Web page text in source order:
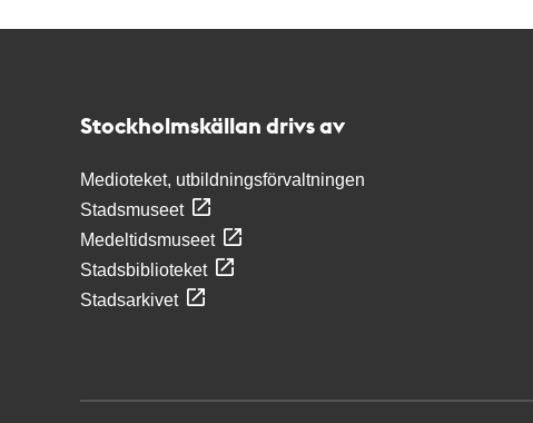
Stockholmskällan drivs av
Medioteket, utbildningsförvaltningen
Stadsmuseet
Medeltidsmuseet
Stadsbiblioteket
Stadsarkivet